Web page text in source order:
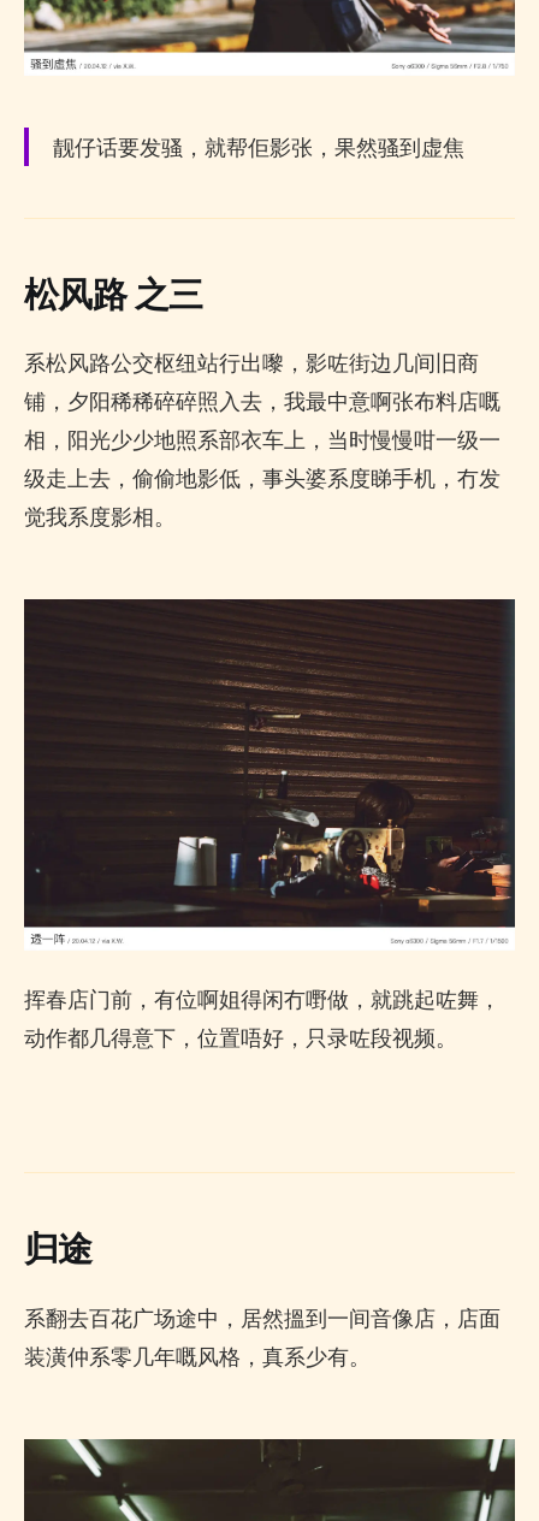
靓仔话要发骚，就帮佢影张，果然骚到虚焦
松风路 之三
系松风路公交枢纽站行出嚟，影咗街边几间旧商
铺，夕阳稀稀碎碎照入去，我最中意啊张布料店嘅
相，阳光少少地照系部衣车上，当时慢慢咁一级一
级走上去，偷偷地影低，事头婆系度睇手机，冇发
觉我系度影相。
挥春店门前，有位啊姐得闲冇嘢做，就跳起咗舞，
动作都几得意下，位置唔好，只录咗段视频。
归途
系翻去百花广场途中，居然搵到一间音像店，店面
装潢仲系零几年嘅风格，真系少有。